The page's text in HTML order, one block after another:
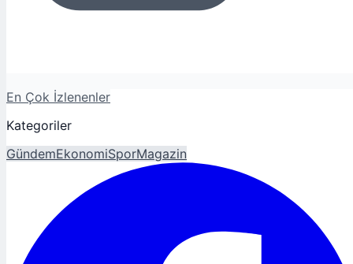
En Çok İzlenenler
Kategoriler
GündemEkonomiSporMagazin